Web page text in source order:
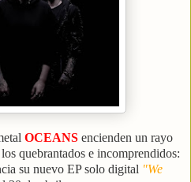
OCEANS encienden un rayo
quebrantados e incomprendidos:
su nuevo EP solo digital "We